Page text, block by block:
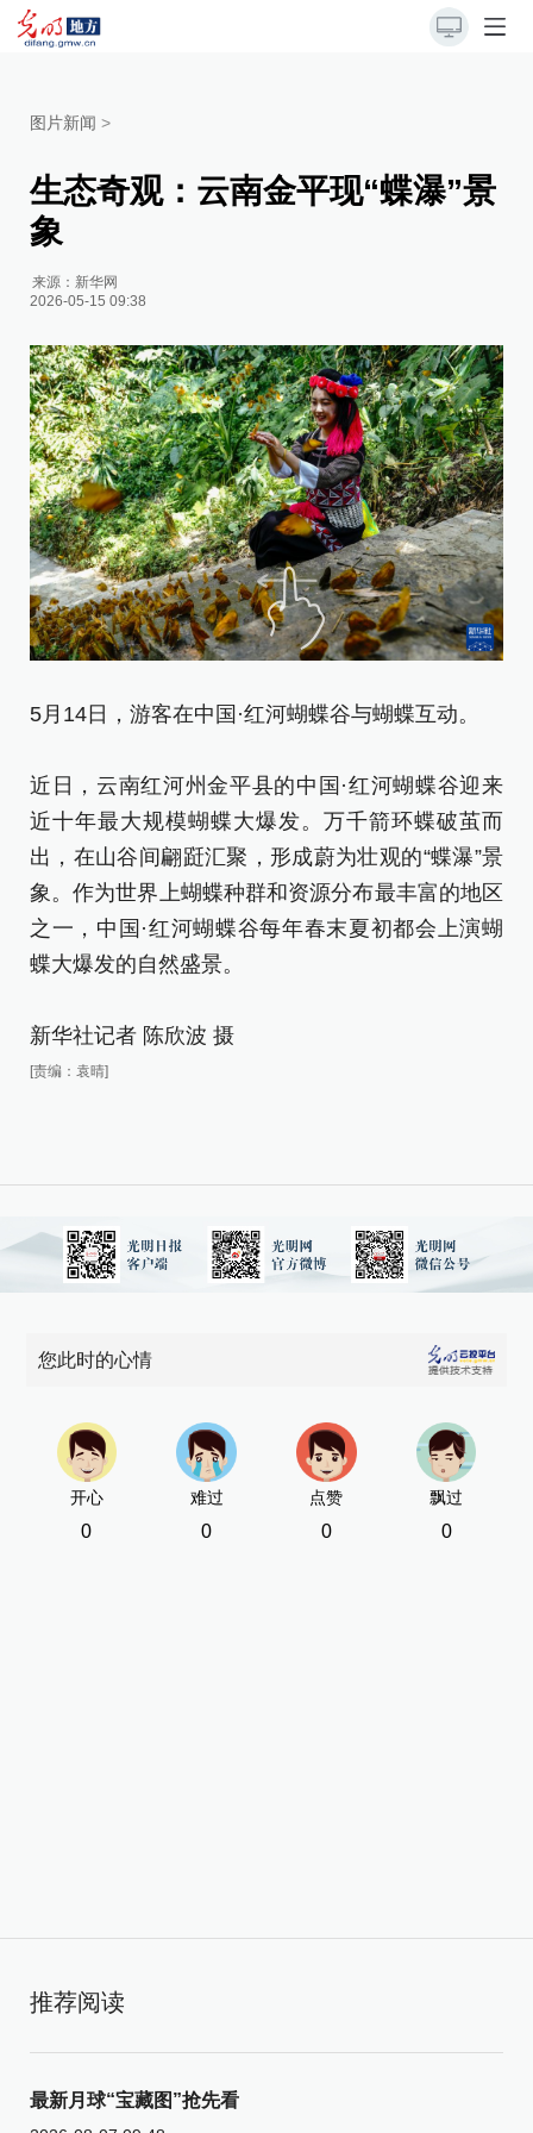
图片新闻 >
生态奇观：云南金平现“蝶瀑”景
象
来源： 新华网
2026-05-15 09:38
5月14日，游客在中国·红河蝴蝶谷与蝴蝶互动。
近日，云南红河州金平县的中国·红河蝴蝶谷迎来
近十年最大规模蝴蝶大爆发。万千箭环蝶破茧而
出，在山谷间翩跹汇聚，形成蔚为壮观的“蝶瀑”景
象。作为世界上蝴蝶种群和资源分布最丰富的地区
之一，中国·红河蝴蝶谷每年春末夏初都会上演蝴
蝶大爆发的自然盛景。
新华社记者 陈欣波 摄
[责编：袁晴]
您此时的心情
开心
0
难过
0
点赞
0
飘过
0
推荐阅读
最新月球“宝藏图”抢先看